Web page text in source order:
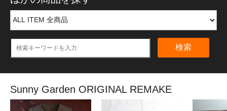
検索
Sunny Garden ORIGINAL REMAKE